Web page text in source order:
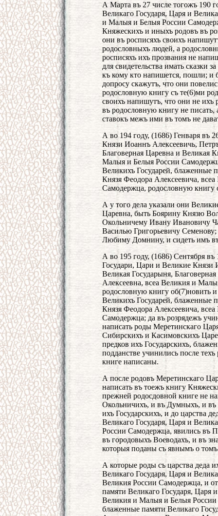
А Марта въ 27 числе тогожъ 190
Великаго Государя, Царя и
и Малыя и Белыя России
Княжескихъ и иныхъ родовъ въ
они въ росписяхъ своихъ
родословныхъ людей, а
росписяхъ ихъ прозвания не
для свидетельства имать сказки
къ кому кто напишется, пошли; и
допросу скажутъ, что они
родословную книгу съ те(6)ми
своихъ напишутъ, что они не ихъ
въ родословную книгу не писать,
ставокъ межъ ими въ томъ не
А во 194 году, (1686) Генваря въ
Князи Иоаннъ Алексеевичь,
Благоверная Царевна и Великая
Малыя и Белыя России
Великихъ Государей, блаженные
Князя Феодора Алексеевича,
Самодержца, родословную книгу
А у того дела указали они
Царевна, быть Боярину Князю
Окольничему Ивану Ивановичу
Василью Григорьевичу
Любиму Домнину, и сидеть имъ
А во 195 году, (1686) Сентября
Государи, Цари и Великие Князи
Великая Государыня,
Алексеевна, всеа Великия и
родословную книгу об(7)новить
Великихъ Государей, блаженные
Князя Феодора Алексеевича,
Самодержца; да въ розрядежъ
написать роды Меретинскаго
Сибирскихъ и Касимовскихъ
предков ихъ Государскихъ,
подданстве учинились после
книге написаны.
А после родовъ Меретинскаго
написать въ тоежъ книгу
прежней родосдовной книге не
Окольничихъ, и въ Думныхъ, и
ихъ Государскихъ, и до царства
Великаго Государя, Царя и
России Самодержца, явились въ
въ городовыхъ Воеводахъ, и въ
которыя поданы съ явнымъ о томъ
А которые роды съ царства деда
Великаго Государя, Царя и
Великия России Самодержца, и
памяти Великаго Государя, Царя
Великия и Малыя и Белыя России
блаженные памяти Великаго